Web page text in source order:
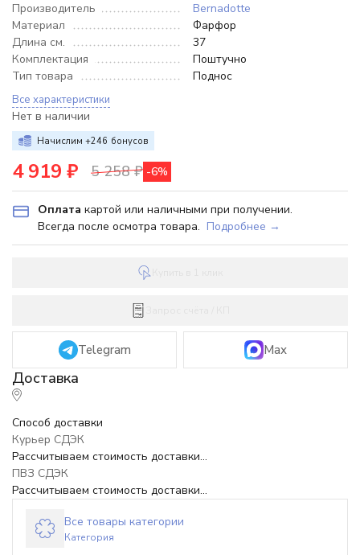
Производитель
Bernadotte
Материал
Фарфор
Длина см.
37
Комплектация
Поштучно
Тип товара
Поднос
Все характеристики
Нет в наличии
Начислим +246 бонусов
4 919 ₽ 5 258₽ -6%
Оплата картой или наличными при получении.
Всегда после осмотра товара. Подробнее →
Telegram Max
Способ доставки
Курьер СДЭК
Рассчитываем стоимость доставки...
ПВЗ СДЭК
Рассчитываем стоимость доставки...
Все товары категории
Категория